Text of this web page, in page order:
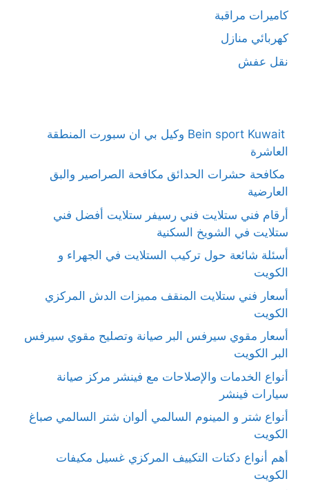
كاميرات مراقبة
كهربائي منازل
نقل عفش
Bein sport Kuwait وكيل بي ان سبورت المنطقة
العاشرة
مكافحة حشرات الحدائق مكافحة الصراصير والبق
العارضية
أرقام فني ستلايت فني رسيفر ستلايت أفضل فني
ستلايت في الشويخ السكنية
أسئلة شائعة حول تركيب الستلايت في الجهراء و
الكويت
أسعار فني ستلايت المنقف مميزات الدش المركزي
الكويت
أسعار مقوي سيرفس البر صيانة وتصليح مقوي سيرفس
البر الكويت
أنواع الخدمات والإصلاحات مع فينشر مركز صيانة
سيارات فينشر
أنواع شتر و المينوم السالمي ألوان شتر السالمي صباغ
الكويت
أهم أنواع دكتات التكييف المركزي غسيل مكيفات
الكويت